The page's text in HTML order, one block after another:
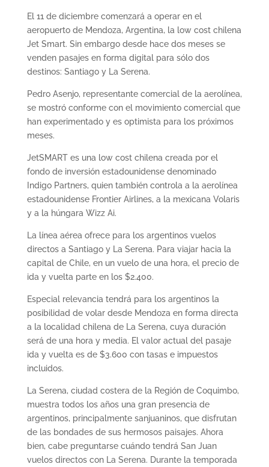
El 11 de diciembre comenzará a operar en el
aeropuerto de Mendoza, Argentina, la low cost chilena
Jet Smart. Sin embargo desde hace dos meses se
venden pasajes en forma digital para sólo dos
destinos: Santiago y La Serena.
Pedro Asenjo, representante comercial de la aerolínea,
se mostró conforme con el movimiento comercial que
han experimentado y es optimista para los próximos
meses.
JetSMART es una low cost chilena creada por el
fondo de inversión estadounidense denominado
Indigo Partners, quien también controla a la aerolínea
estadounidense Frontier Airlines, a la mexicana Volaris
y a la húngara Wizz Ai.
La línea aérea ofrece para los argentinos vuelos
directos a Santiago y La Serena. Para viajar hacia la
capital de Chile, en un vuelo de una hora, el precio de
ida y vuelta parte en los $2.400.
Especial relevancia tendrá para los argentinos la
posibilidad de volar desde Mendoza en forma directa
a la localidad chilena de La Serena, cuya duración
será de una hora y media. El valor actual del pasaje
ida y vuelta es de $3.600 con tasas e impuestos
incluidos.
La Serena, ciudad costera de la Región de Coquimbo,
muestra todos los años una gran presencia de
argentinos, principalmente sanjuaninos, que disfrutan
de las bondades de sus hermosos paisajes. Ahora
bien, cabe preguntarse cuándo tendrá San Juan
vuelos directos con La Serena. Durante la temporada